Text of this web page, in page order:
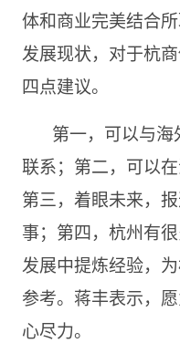
体和商业完美结合
发展现状，对于杭
四点建议。
第一，可以与
联系；第二，可以
第三，着眼未来，
事；第四，杭州有
发展中提炼经验，
参考。蒋丰表示，
心尽力。